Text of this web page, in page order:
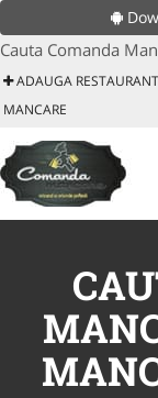
Cauta Comanda
ADAUGA
MANCARE